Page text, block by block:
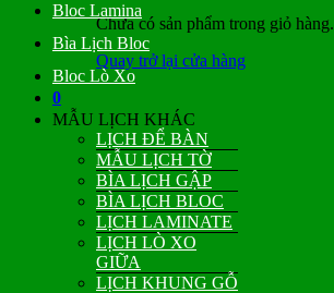
Chưa có sản phẩm trong giỏ hàng.
Quay trở lại cửa hàng
0
Bloc Lamina
Bìa Lịch Bloc
Bloc Lò Xo
MẪU LỊCH KHÁC
LỊCH ĐỂ BÀN
MẪU LỊCH TỜ
BÌA LỊCH GẬP
BÌA LỊCH BLOC
LỊCH LAMINATE
LỊCH LÒ XO
GIỮA
LỊCH KHUNG GỖ